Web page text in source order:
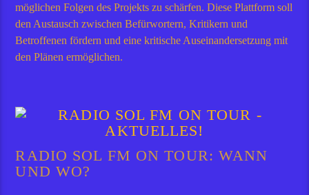
möglichen Folgen des Projekts zu schärfen. Diese Plattform soll
den Austausch zwischen Befürwortern, Kritikern und
Betroffenen fördern und eine kritische Auseinandersetzung mit
den Plänen ermöglichen.
RADIO SOL FM ON TOUR: WANN
UND WO?